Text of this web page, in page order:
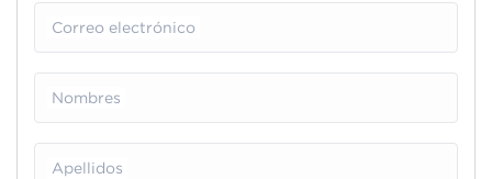
Correo electrónico
Nombres
Apellidos